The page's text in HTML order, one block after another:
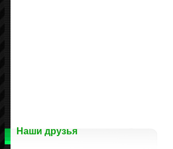
Наши друзья